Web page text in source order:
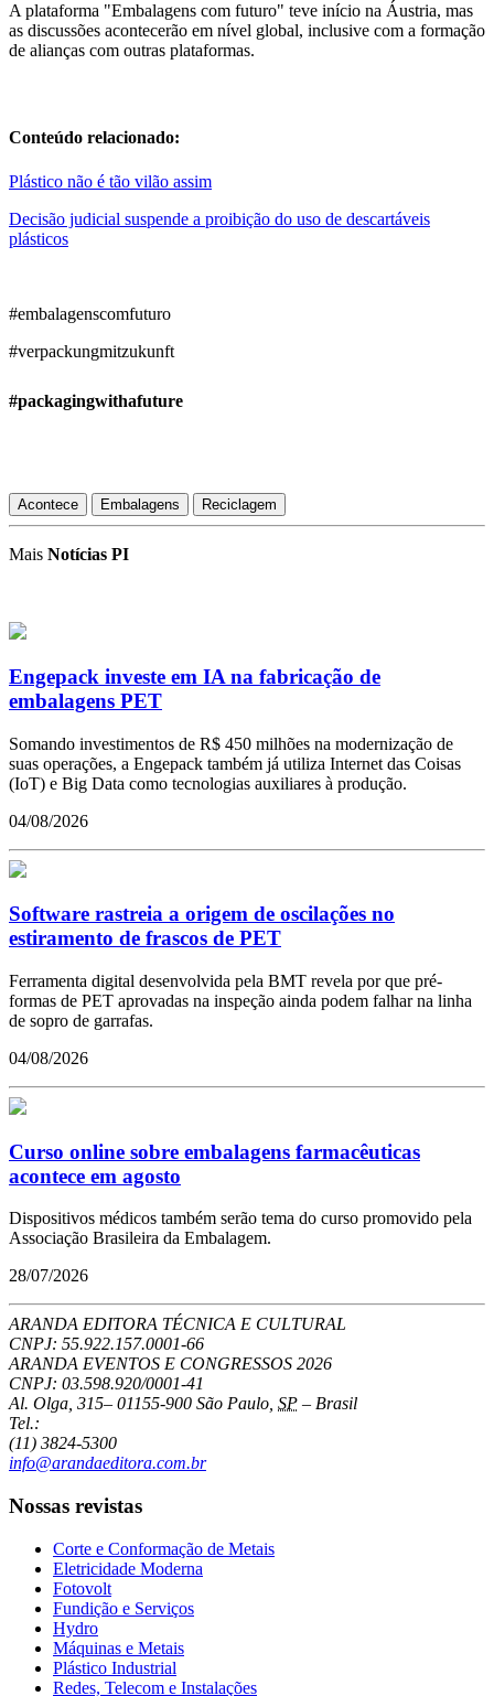
A plataforma "Embalagens com futuro" teve início na Áustria, mas
as discussões acontecerão em nível global, inclusive com a formação
de alianças com outras plataformas.
Conteúdo relacionado:
Plástico não é tão vilão assim
Decisão judicial suspende a proibição do uso de descartáveis
plásticos
#embalagenscomfuturo
#verpackungmitzukunft
#packagingwithafuture
Acontece Embalagens Reciclagem
Mais Notícias PI
Engepack investe em IA na fabricação de
embalagens PET
Somando investimentos de R$ 450 milhões na modernização de
suas operações, a Engepack também já utiliza Internet das Coisas
(IoT) e Big Data como tecnologias auxiliares à produção.
04/08/2026
Software rastreia a origem de oscilações no
estiramento de frascos de PET
Ferramenta digital desenvolvida pela BMT revela por que pré-
formas de PET aprovadas na inspeção ainda podem falhar na linha
de sopro de garrafas.
04/08/2026
Curso online sobre embalagens farmacêuticas
acontece em agosto
Dispositivos médicos também serão tema do curso promovido pela
Associação Brasileira da Embalagem.
28/07/2026
ARANDA EDITORA TÉCNICA E CULTURAL
CNPJ: 55.922.157.0001-66
ARANDA EVENTOS E CONGRESSOS 2026
CNPJ: 03.598.920/0001-41
Al. Olga, 315– 01155-900 São Paulo SP – Brasil
Tel.:
(11) 3824-5300
info@arandaeditora.com.br
Nossas revistas
Corte e Conformação de Metais
Eletricidade Moderna
Fotovolt
Fundição e Serviços
Hydro
Máquinas e Metais
Plástico Industrial
Redes, Telecom e Instalações